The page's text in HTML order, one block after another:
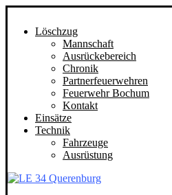
Löschzug
Mannschaft
Ausrückebereich
Chronik
Partnerfeuerwehren
Feuerwehr Bochum
Kontakt
Einsätze
Technik
Fahrzeuge
Ausrüstung